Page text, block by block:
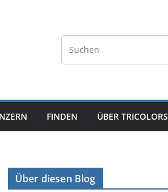
FINDEN ÜBER TRICOLORS
Über diesen Blog